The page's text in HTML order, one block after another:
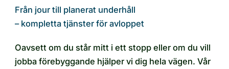
Från jour till planerat underhåll
– kompletta tjänster för avloppet
Oavsett om du står mitt i ett stopp eller om du vill
jobba förebyggande hjälper vi dig hela vägen. Vår